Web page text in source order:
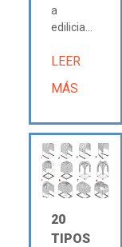
a
edilicia...
LEER
MÁS
20
TIPOS